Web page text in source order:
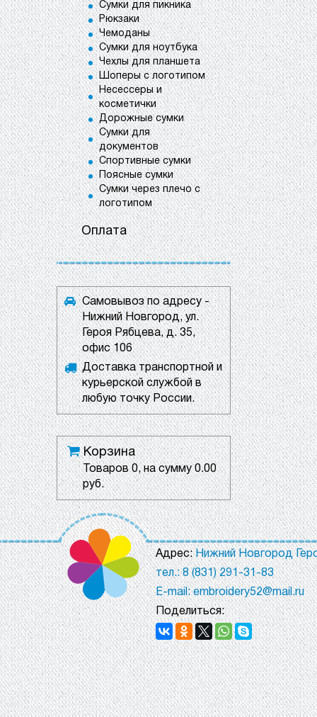
Сумки для пикника
Рюкзаки
Чемоданы
Сумки для ноутбука
Чехлы для планшета
Шоперы с логотипом
Несессеры и
косметички
Дорожные сумки
Сумки для
документов
Спортивные сумки
Поясные сумки
Сумки через плечо с
логотипом
Оплата
Самовывоз по адресу -
Нижний Новгород, ул.
Героя Рябцева, д. 35,
офис 106
Доставка транспортной и
курьерской службой в
любую точку России.
Корзина
Товаров0, на сумму0.00
руб.
Адрес:Нижний Новгород
тел.: 8 (831) 291-31-83
E-mail: embroidery52@mail.ru
Поделиться: